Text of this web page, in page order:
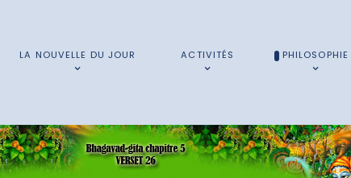
LA NOUVELLE DU JOUR ACTIVITÉS PHILOSOPHIE